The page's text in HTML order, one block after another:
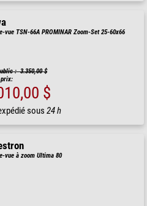
vue TSN-66A PROMINAR Zoom-Set 25-60x66
: 3.350,00 $
$
sous24 h
vue à zoom Ultima 80